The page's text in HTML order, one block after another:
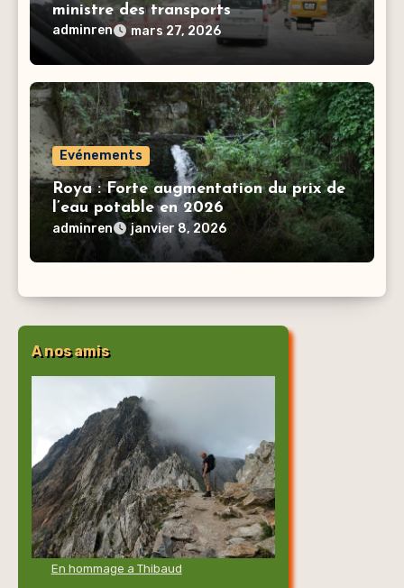
ministre des transports
adminren mars 27, 2026
Evénements
Roya : Forte augmentation du prix de
l’eau potable en 2026
adminren janvier 8, 2026
A nos amis
En hommage a Thibaud